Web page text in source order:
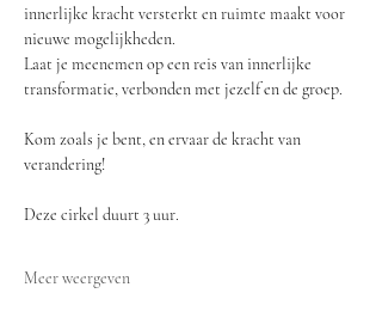
innerlijke kracht versterkt en ruimte maakt voor
nieuwe mogelijkheden.
Laat je meenemen op een reis van innerlijke
transformatie, verbonden met jezelf en de groep.
Kom zoals je bent, en ervaar de kracht van
verandering!
Deze cirkel duurt 3 uur.
Meer weergeven